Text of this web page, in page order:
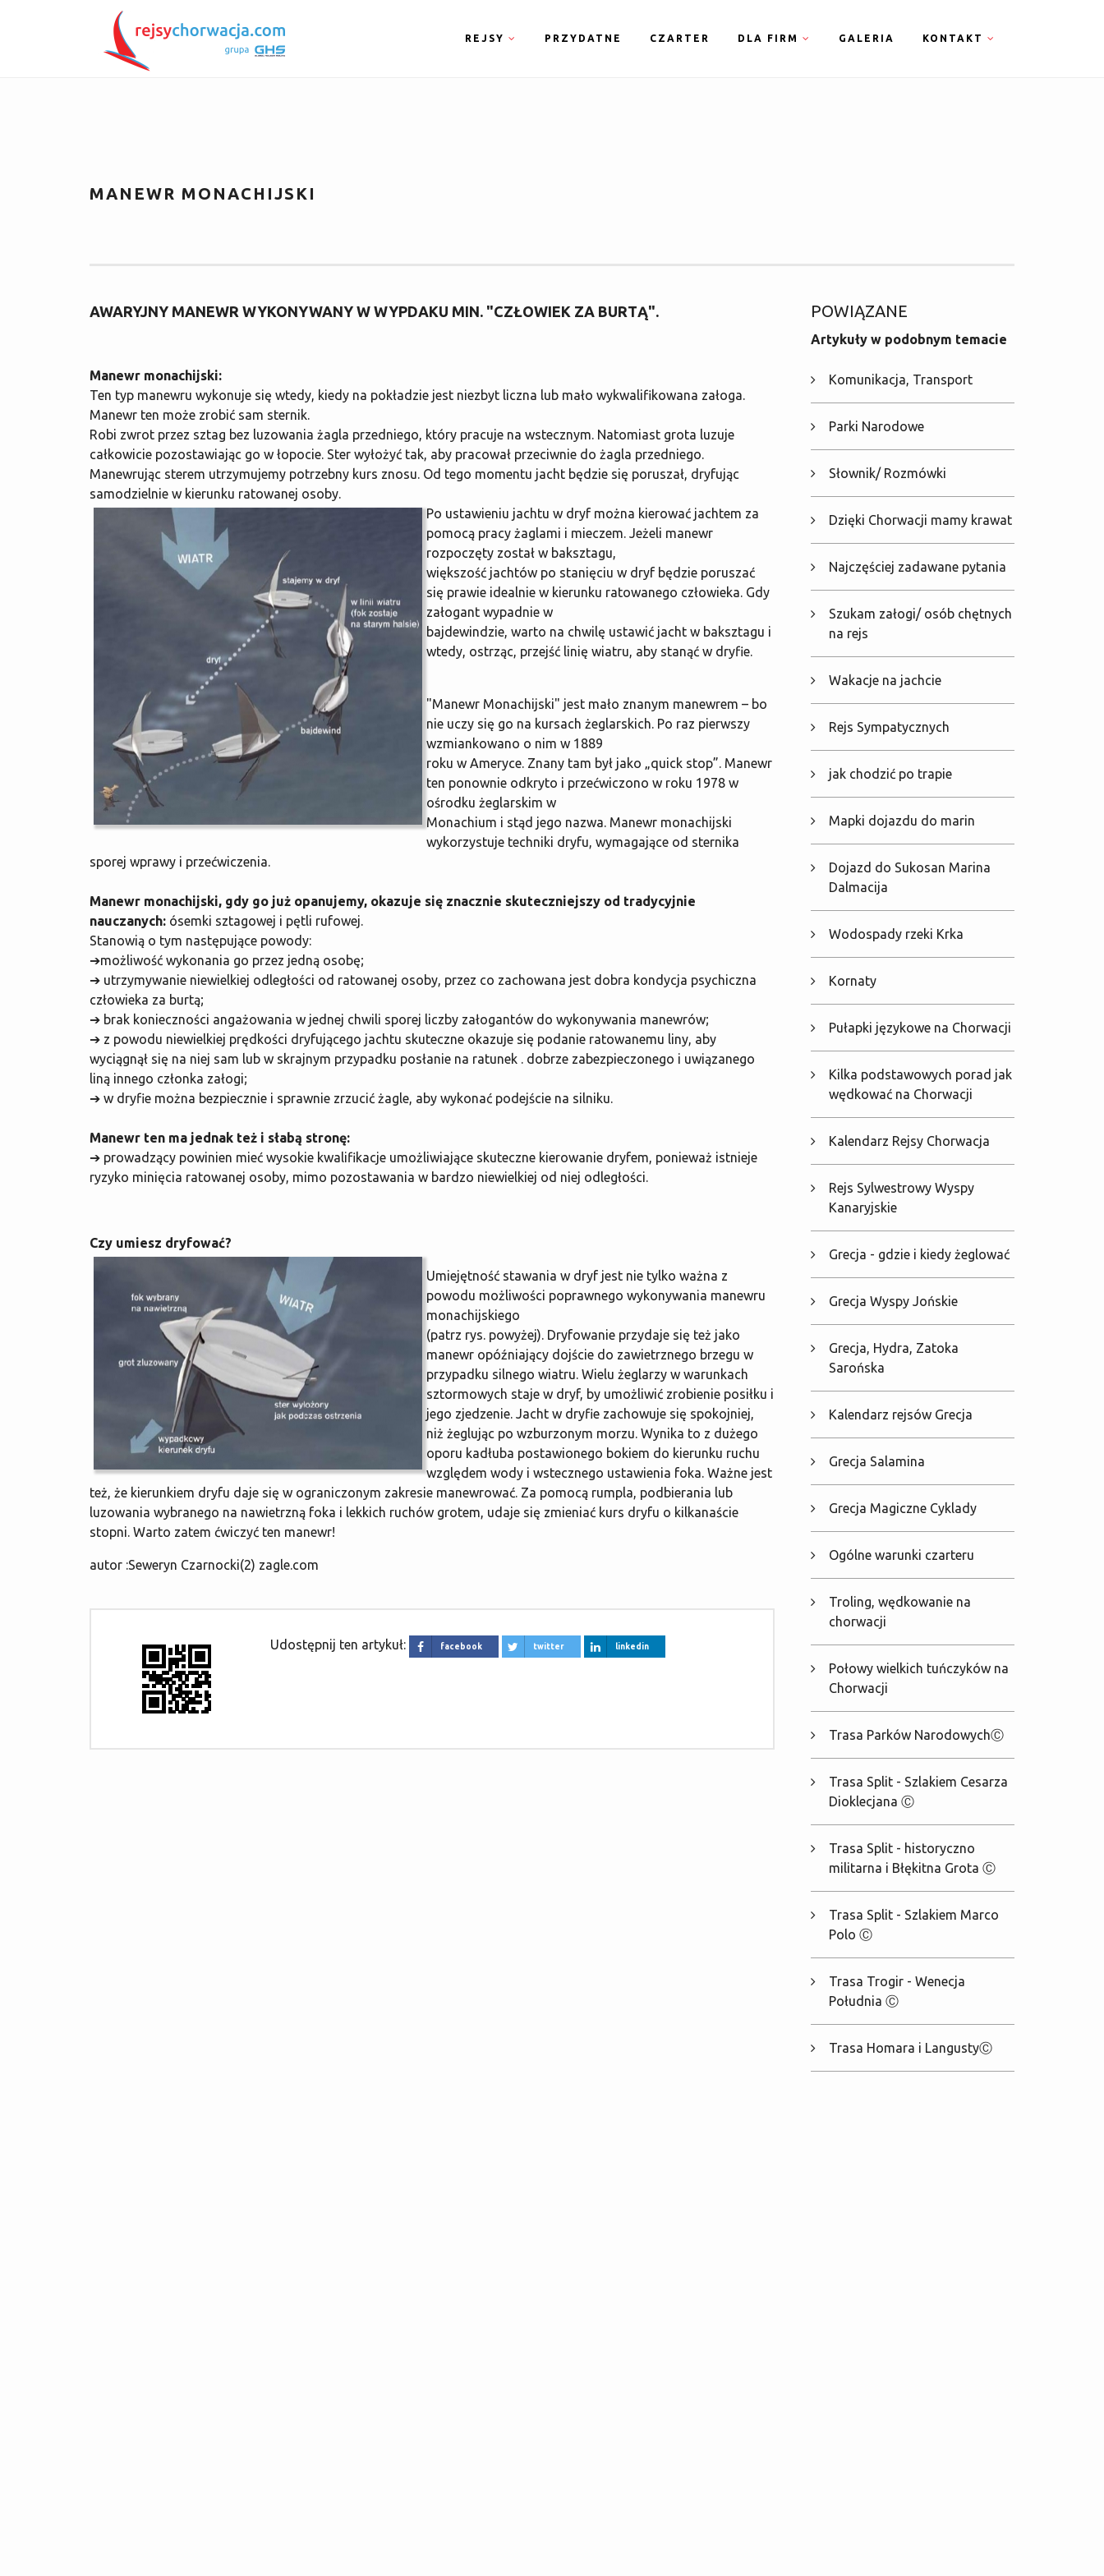
REJSY PRZYDATNE CZARTER DLA FIRM GALERIA KONTAKT
MANEWR MONACHIJSKI
AWARYJNY MANEWR WYKONYWANY W WYPDAKU MIN. "CZŁOWIEK ZA BURTĄ".
Manewr monachijski:
Ten typ manewru wykonuje się wtedy, kiedy na pokładzie jest niezbyt liczna lub mało wykwalifikowana załoga.
Manewr ten może zrobić sam sternik.
Robi zwrot przez sztag bez luzowania żagla przedniego, który pracuje na wstecznym. Natomiast grota luzuje
całkowicie pozostawiając go w łopocie. Ster wyłożyć tak, aby pracował przeciwnie do żagla przedniego.
Manewrując sterem utrzymujemy potrzebny kurs znosu. Od tego momentu jacht będzie się poruszał, dryfując
samodzielnie w kierunku ratowanej osoby.
Po ustawieniu jachtu w dryf można kierować jachtem za
pomocą pracy żaglami i mieczem. Jeżeli manewr
rozpoczęty został w baksztagu,
większość jachtów po stanięciu w dryf będzie poruszać
się prawie idealnie w kierunku ratowanego człowieka. Gdy
załogant wypadnie w
bajdewindzie, warto na chwilę ustawić jacht w baksztagu i
wtedy, ostrząc, przejść linię wiatru, aby stanąć w dryfie.
"Manewr Monachijski" jest mało znanym manewrem – bo
nie uczy się go na kursach żeglarskich. Po raz pierwszy
wzmiankowano o nim w 1889
roku w Ameryce. Znany tam był jako „quick stop”. Manewr
ten ponownie odkryto i przećwiczono w roku 1978 w
ośrodku żeglarskim w
Monachium i stąd jego nazwa. Manewr monachijski
wykorzystuje techniki dryfu, wymagające od sternika
sporej wprawy i przećwiczenia.
Manewr monachijski, gdy go już opanujemy, okazuje się znacznie skuteczniejszy od tradycyjnie
nauczanych: ósemki sztagowej i pętli rufowej.
Stanowią o tym następujące powody:
➔możliwość wykonania go przez jedną osobę;
➔ utrzymywanie niewielkiej odległości od ratowanej osoby, przez co zachowana jest dobra kondycja psychiczna
człowieka za burtą;
➔ brak konieczności angażowania w jednej chwili sporej liczby załogantów do wykonywania manewrów;
➔ z powodu niewielkiej prędkości dryfującego jachtu skuteczne okazuje się podanie ratowanemu liny, aby
wyciągnął się na niej sam lub w skrajnym przypadku posłanie na ratunek . dobrze zabezpieczonego i uwiązanego
liną innego członka załogi;
➔ w dryfie można bezpiecznie i sprawnie zrzucić żagle, aby wykonać podejście na silniku.
Manewr ten ma jednak też i słabą stronę:
➔ prowadzący powinien mieć wysokie kwalifikacje umożliwiające skuteczne kierowanie dryfem, ponieważ istnieje
ryzyko minięcia ratowanej osoby, mimo pozostawania w bardzo niewielkiej od niej odległości.
Czy umiesz dryfować?
Umiejętność stawania w dryf jest nie tylko ważna z
powodu możliwości poprawnego wykonywania manewru
monachijskiego
(patrz rys. powyżej). Dryfowanie przydaje się też jako
manewr opóźniający dojście do zawietrznego brzegu w
przypadku silnego wiatru. Wielu żeglarzy w warunkach
sztormowych staje w dryf, by umożliwić zrobienie posiłku i
jego zjedzenie. Jacht w dryfie zachowuje się spokojniej,
niż żeglując po wzburzonym morzu. Wynika to z dużego
oporu kadłuba postawionego bokiem do kierunku ruchu
względem wody i wstecznego ustawienia foka. Ważne jest
też, że kierunkiem dryfu daje się w ograniczonym zakresie manewrować. Za pomocą rumpla, podbierania lub
luzowania wybranego na nawietrzną foka i lekkich ruchów grotem, udaje się zmieniać kurs dryfu o kilkanaście
stopni. Warto zatem ćwiczyć ten manewr!
autor :Seweryn Czarnocki(2) zagle.com
Udostępnij ten artykuł: facebook twitter linkedin
POWIĄZANE
Artykuły w podobnym temacie
Komunikacja, Transport
Parki Narodowe
Słownik/ Rozmówki
Dzięki Chorwacji mamy krawat
Najczęściej zadawane pytania
Szukam załogi/ osób chętnych
na rejs
Wakacje na jachcie
Rejs Sympatycznych
jak chodzić po trapie
Mapki dojazdu do marin
Dojazd do Sukosan Marina
Dalmacija
Wodospady rzeki Krka
Kornaty
Pułapki językowe na Chorwacji
Kilka podstawowych porad jak
wędkować na Chorwacji
Kalendarz Rejsy Chorwacja
Rejs Sylwestrowy Wyspy
Kanaryjskie
Grecja - gdzie i kiedy żeglować
Grecja Wyspy Jońskie
Grecja, Hydra, Zatoka
Sarońska
Kalendarz rejsów Grecja
Grecja Salamina
Grecja Magiczne Cyklady
Ogólne warunki czarteru
Troling, wędkowanie na
chorwacji
Połowy wielkich tuńczyków na
Chorwacji
Trasa Parków NarodowychⒸ
Trasa Split - Szlakiem Cesarza
Dioklecjana Ⓒ
Trasa Split - historyczno
militarna i Błękitna Grota Ⓒ
Trasa Split - Szlakiem Marco
Polo Ⓒ
Trasa Trogir - Wenecja
Południa Ⓒ
Trasa Homara i LangustyⒸ